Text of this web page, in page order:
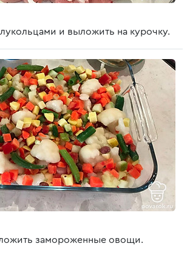
и выложить на курочку.
замороженные овощи.